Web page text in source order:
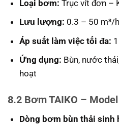
Loại bơm: Trục vít đơn –
Lưu lượng: 0.3 – 50 m³/h
Áp suất làm việc tối đa:
Ứng dụng: Bùn, nước
hoạt
8.2 Bơm TAIKO –
Dòng bơm bùn thải sinh